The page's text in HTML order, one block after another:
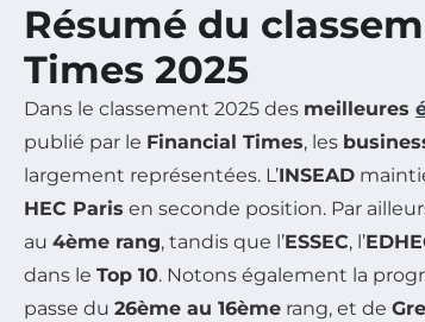
Résumé du
Times 2025
Dans le classement 2025 des meilleures
publié par le Financial Times, les
largement représentées. L’INSEAD
HEC Paris en seconde position. Par
au 4ème rang, tandis que l’ESSEC, l’
dans le Top 10. Notons également la
passe du 26ème au 16ème rang, et de